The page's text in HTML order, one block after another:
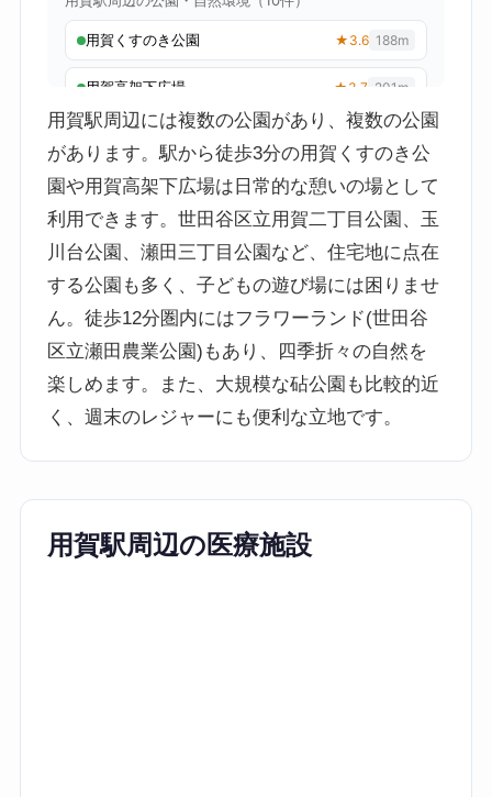
用賀駅周辺には複数の公園があり、複数の公園
があります。駅から徒歩3分の用賀くすのき公
園や用賀高架下広場は日常的な憩いの場として
利用できます。世田谷区立用賀二丁目公園、玉
川台公園、瀬田三丁目公園など、住宅地に点在
する公園も多く、子どもの遊び場には困りませ
ん。徒歩12分圏内にはフラワーランド(世田谷
区立瀬田農業公園)もあり、四季折々の自然を
楽しめます。また、大規模な砧公園も比較的近
く、週末のレジャーにも便利な立地です。
用賀駅周辺の医療施設